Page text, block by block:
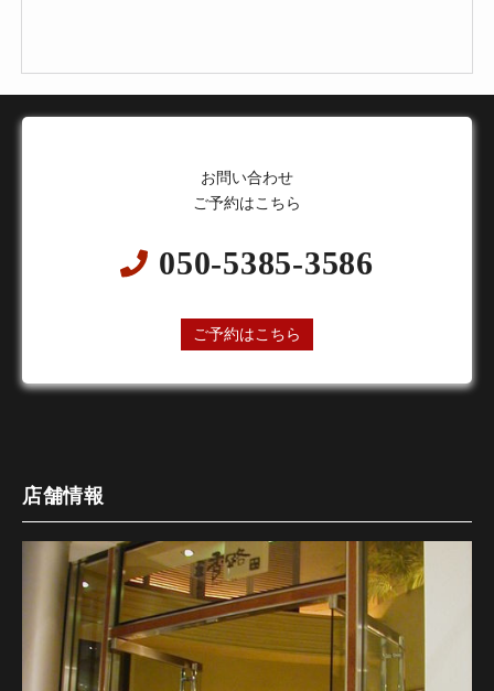
お問い合わせ
ご予約はこちら
050-5385-3586
ご予約はこちら
店舗情報